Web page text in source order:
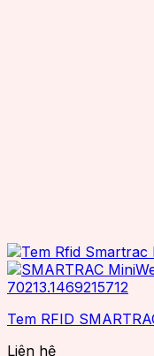
Tem RFID
Liên hệ